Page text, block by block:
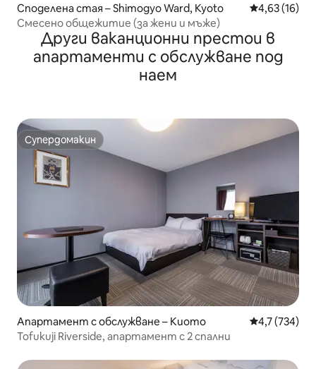
Споделена стая – Shimogyo Ward, Kyoto Средна
4,63 (16)
Смесено общежитие (за жени и мъже)
Други ваканционни престои в
апартаменти с обслужване под
наем
Супердомакин
Супердомакин
Апартамент с обслужване – Киото Средна
4,7 (734)
Tofukuji Riverside, апартамент с 2 спални